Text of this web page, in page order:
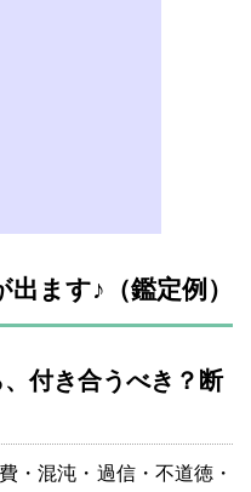
ます♪（鑑定例）
付き合うべき？断
・混沌・過信・不道徳・